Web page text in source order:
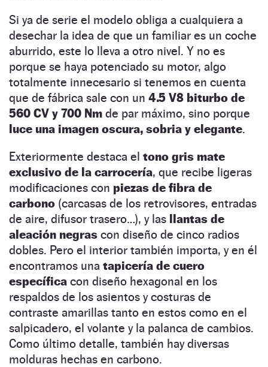
Si ya de serie el modelo obliga a cualquiera a
desechar la idea de que un familiar es un coche
aburrido, este lo lleva a otro nivel. Y no es
porque se haya potenciado su motor, algo
totalmente innecesario si tenemos en cuenta
que de fábrica sale con un 4.5 V8 biturbo de
560 CV y 700 Nm de par máximo, sino porque
luce una imagen oscura, sobria y elegante.
Exteriormente destaca el tono gris mate
exclusivo de la carrocería, que recibe ligeras
modificaciones con piezas de fibra de
carbono (carcasas de los retrovisores, entradas
de aire, difusor trasero…), y las llantas de
aleación negras con diseño de cinco radios
dobles. Pero el interior también importa, y en él
encontramos una tapicería de cuero
específica con diseño hexagonal en los
respaldos de los asientos y costuras de
contraste amarillas tanto en estos como en el
salpicadero, el volante y la palanca de cambios.
Como último detalle, también hay diversas
molduras hechas en carbono.